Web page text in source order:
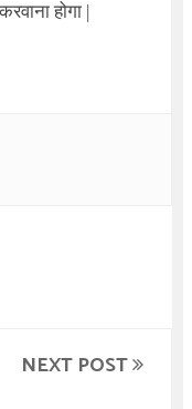
होगा |
NEXT POST